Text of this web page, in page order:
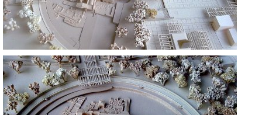
AZİZ NICHOLAOS DEMRE
ANTALYA